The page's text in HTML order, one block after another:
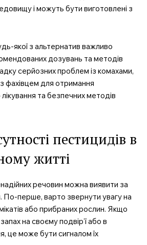
і можуть бути виготовлені з
якої з альтернатив важливо
дозувань та методів
серйозних проблем із комахами,
фахівцем для отримання
та безпечних методів
пестицидів в
житті
речовин можна виявити за
По-перше, варто звернути увагу на
або прибраних рослин. Якщо
на своєму подвір’ї або в
це може бути сигналом їх